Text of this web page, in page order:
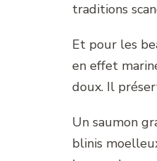
traditions
Et pour les
en effet
doux. Il
Un saumon
blinis